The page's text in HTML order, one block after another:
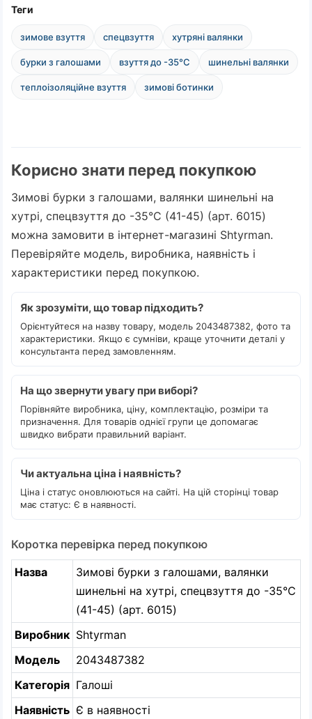
Теги
зимове взуття спецвзуття хутряні валянки
бурки з галошами взуття до -35°C шинельні валянки
теплоізоляційне взуття зимові ботинки
Корисно знати перед покупкою
Зимові бурки з галошами, валянки шинельні на
хутрі, спецвзуття до -35°C (41-45) (арт. 6015)
можна замовити в інтернет-магазині Shtyrman.
Перевіряйте модель, виробника, наявність і
характеристики перед покупкою.
Як зрозуміти, що товар підходить?
Орієнтуйтеся на назву товару, модель 2043487382, фото та
характеристики. Якщо є сумніви, краще уточнити деталі у
консультанта перед замовленням.
На що звернути увагу при виборі?
Порівняйте виробника, ціну, комплектацію, розміри та
призначення. Для товарів однієї групи це допомагає
швидко вибрати правильний варіант.
Чи актуальна ціна і наявність?
Ціна і статус оновлюються на сайті. На цій сторінці товар
має статус: Є в наявності.
Коротка перевірка перед покупкою
Назва
Зимові бурки з галошами, валянки
шинельні на хутрі, спецвзуття до -35°C
(41-45) (арт. 6015)
Виробник Shtyrman
Модель
2043487382
Категорія Галоші
Наявність Є в наявності